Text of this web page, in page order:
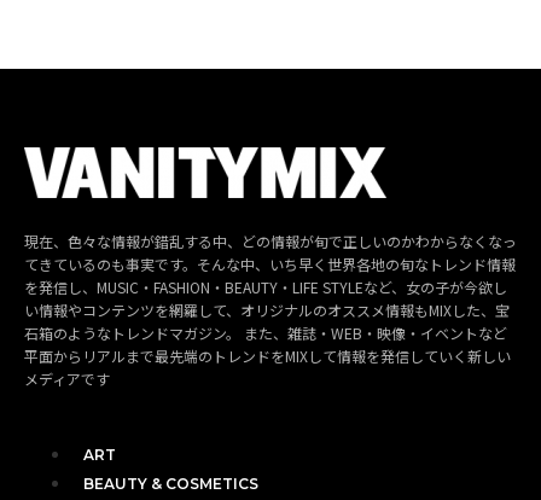
現在、色々な情報が錯乱する中、どの情報が旬で正しいのかわからなくなっ
てきているのも事実です。そんな中、いち早く世界各地の旬なトレンド情報
を発信し、MUSIC・FASHION・BEAUTY・LIFE STYLEなど、女の子が今欲し
い情報やコンテンツを網羅して、オリジナルのオススメ情報もMIXした、宝
石箱のようなトレンドマガジン。 また、雑誌・WEB・映像・イベントなど
平面からリアルまで最先端のトレンドをMIXして情報を発信していく新しい
メディアです
ART
BEAUTY & COSMETICS